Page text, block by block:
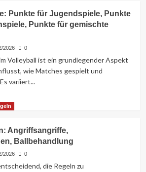
Punkte für Jugendspiele, Punkte
Punkte für gemischte
2026 0
Volleyball ist ein grundlegender Aspekt
wie Matches gespielt und
variiert...
Angriffsangriffe,
Ballbehandlung
2026 0
die Regeln zu